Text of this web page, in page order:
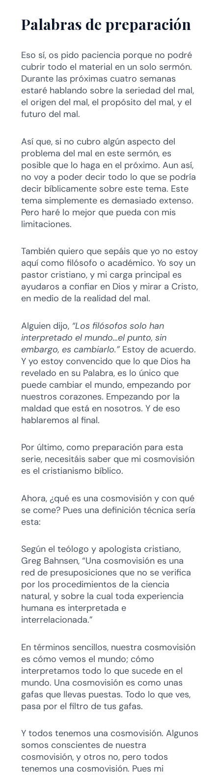
Palabras de preparación
Eso sí, os pido paciencia porque no podré
cubrir todo el material en un solo sermón.
Durante las próximas cuatro semanas
estaré hablando sobre la seriedad del mal,
el origen del mal, el propósito del mal, y el
futuro del mal.
Así que, si no cubro algún aspecto del
problema del mal en este sermón, es
posible que lo haga en el próximo. Aun así,
no voy a poder decir todo lo que se podría
decir bíblicamente sobre este tema. Este
tema simplemente es demasiado extenso.
Pero haré lo mejor que pueda con mis
limitaciones.
También quiero que sepáis que yo no estoy
aquí como filósofo o académico. Yo soy un
pastor cristiano, y mi carga principal es
ayudaros a confiar en Dios y mirar a Cristo,
en medio de la realidad del mal.
Alguien dijo, “Los filósofos solo han
interpretado el mundo…el punto, sin
embargo, es cambiarlo.” Estoy de acuerdo.
Y yo estoy convencido que lo que Dios ha
revelado en su Palabra, es lo único que
puede cambiar el mundo, empezando por
nuestros corazones. Empezando por la
maldad que está en nosotros. Y de eso
hablaremos al final.
Por último, como preparación para esta
serie, necesitáis saber que mi cosmovisión
es el cristianismo bíblico.
Ahora, ¿qué es una cosmovisión y con qué
se come? Pues una definición técnica sería
esta:
Según el teólogo y apologista cristiano,
Greg Bahnsen, “Una cosmovisión es una
red de presuposiciones que no se verifica
por los procedimientos de la ciencia
natural, y sobre la cual toda experiencia
humana es interpretada e
interrelacionada.”
En términos sencillos, nuestra cosmovisión
es cómo vemos el mundo; cómo
interpretamos todo lo que sucede en el
mundo. Una cosmovisión es como unas
gafas que llevas puestas. Todo lo que ves,
pasa por el filtro de tus gafas.
Y todos tenemos una cosmovisión. Algunos
somos conscientes de nuestra
cosmovisión, y otros no, pero todos
tenemos una cosmovisión. Pues mi